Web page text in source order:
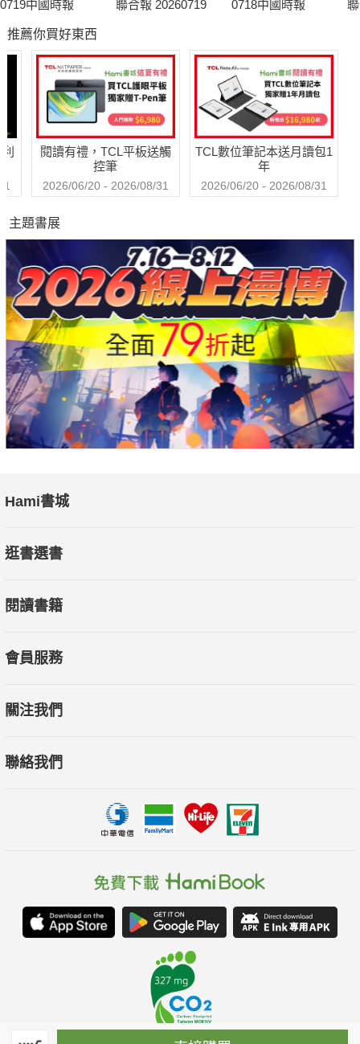
0719中國時報 聯合報 20260719 0718中國時報
推薦你買好東西
閱讀有禮，TCL平板送觸
控筆
2026/06/20 - 2026/08/31
TCL數位筆記本送月讀包1
年
2026/06/20 - 2026/08/31
主題書展
Hami書城
逛書選書
閱讀書籍
會員服務
關注我們
聯絡我們